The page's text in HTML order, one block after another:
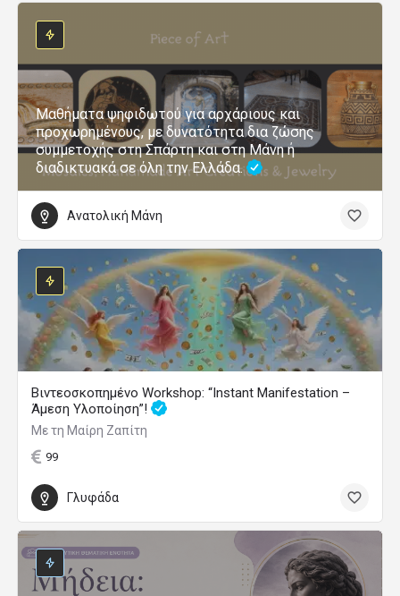
Μαθήματα ψηφιδωτού για αρχάριους και
προχωρημένους, με δυνατότητα δια ζώσης
συμμετοχής στη Σπάρτη και στη Μάνη ή
διαδικτυακά σε όλη την Ελλάδα.
Ανατολική Μάνη
Βιντεοσκοπημένο Workshop: “Instant Manifestation –
Άμεση Υλοποίηση”!
Με τη Μαίρη Ζαπίτη
99
Γλυφάδα